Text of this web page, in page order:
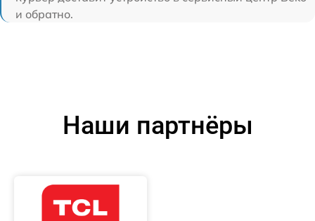
и обратно.
Наши партнёры